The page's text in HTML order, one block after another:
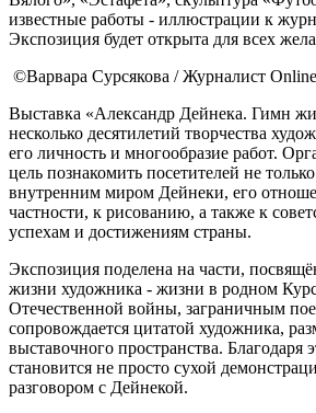
известные работы - иллюстрации к
Экспозиция будет открыта для всех
©Варвара Сурсякова / Журналист Online
Выставка «Александр Дейнека. Гимн
несколько десятилетий творчества
его личность и многообразие работ.
цель познакомить посетителей не
внутренним миром Дейнеки, его
частности, к рисованию, а также к
успехам и достижениям страны.
Экспозиция поделена на части,
жизни художника - жизни в родном
Отечественной войны, заграничным
сопровождается цитатой художника,
выставочного пространства. Благодаря
становится не просто сухой
разговором с Дейнекой.